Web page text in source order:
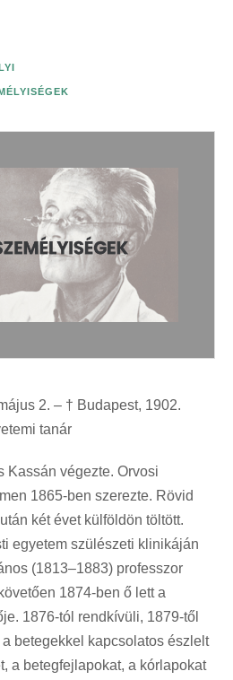
2. – † Budapest, 1902.
tanár
Kassán végezte. Orvosi
1865-ben szerezte. Rövid
két évet külföldön töltött.
egyetem szülészeti klinikáján
(1813–1883) professzor
1874-ben ő lett a
1876-tól rendkívüli, 1879-től
betegekkel kapcsolatos észlelt
a betegfejlapokat, a kórlapokat